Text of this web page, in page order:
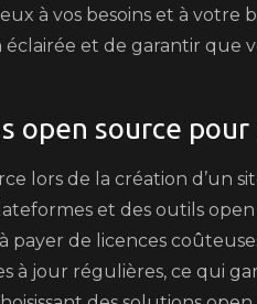
à vos besoins et à votre
et de garantir que
open source
lors de la création d’un
et des outils
payer de licences
à jour régulières, ce qui